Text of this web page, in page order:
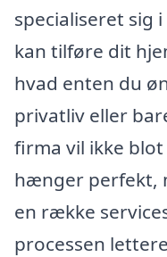
specialiseret sig
kan tilføre dit
hvad enten du
privatliv eller
firma vil ikke
hænger perfekt,
en række
processen